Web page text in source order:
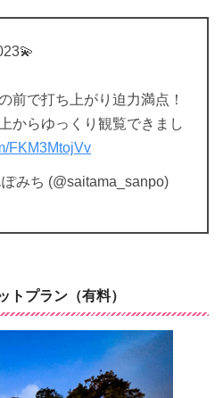
前で打ち上がり迫力満点！
からゆっくり観覧できまし
FKM3MtojVv
みち (@saitama_sanpo)
トプラン（有料）